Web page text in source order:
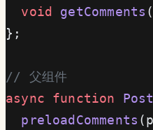
  void
getComments
};
// 父组件
async function
  preloadComments